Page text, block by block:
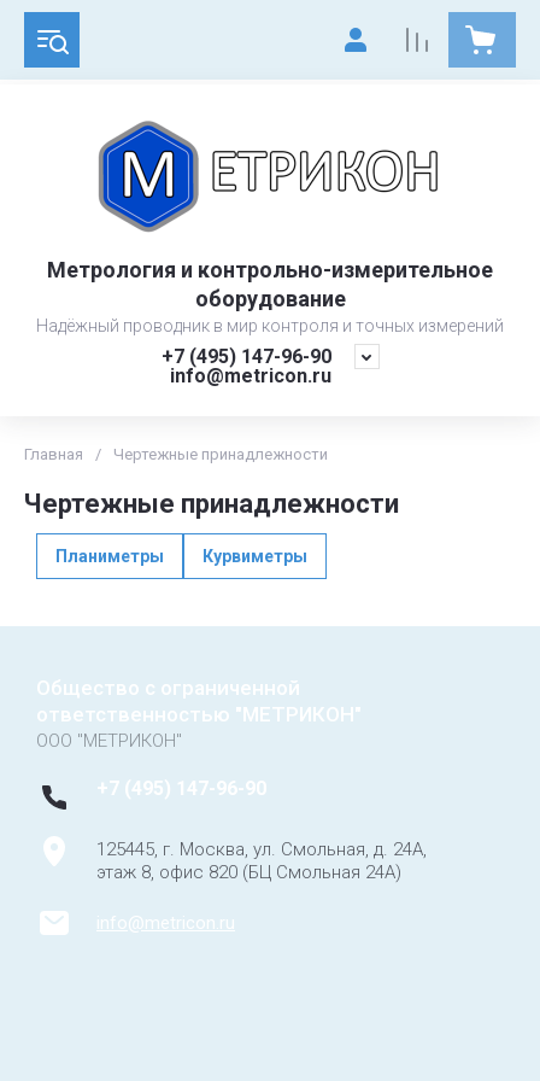
Метрология и контрольно-измерительное
оборудование
Надёжный проводник в мир контроля и точных измерений
+7 (495) 147-96-90
info@metricon.ru
Главная / Чертежные принадлежности
Чертежные принадлежности
Планиметры Курвиметры
Общество с ограниченной
ответственностью "МЕТРИКОН"
ООО "МЕТРИКОН"
+7 (495) 147-96-90
125445, г. Москва, ул. Смольная, д. 24А,
этаж 8, офис 820 (БЦ Смольная 24А)
info@metricon.ru